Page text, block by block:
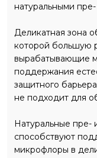
натуральными
Деликатная зона
которой большую
вырабатывающие
поддержания
защитного
не подходит для
Натуральные пре-
способствуют
микрофлоры в